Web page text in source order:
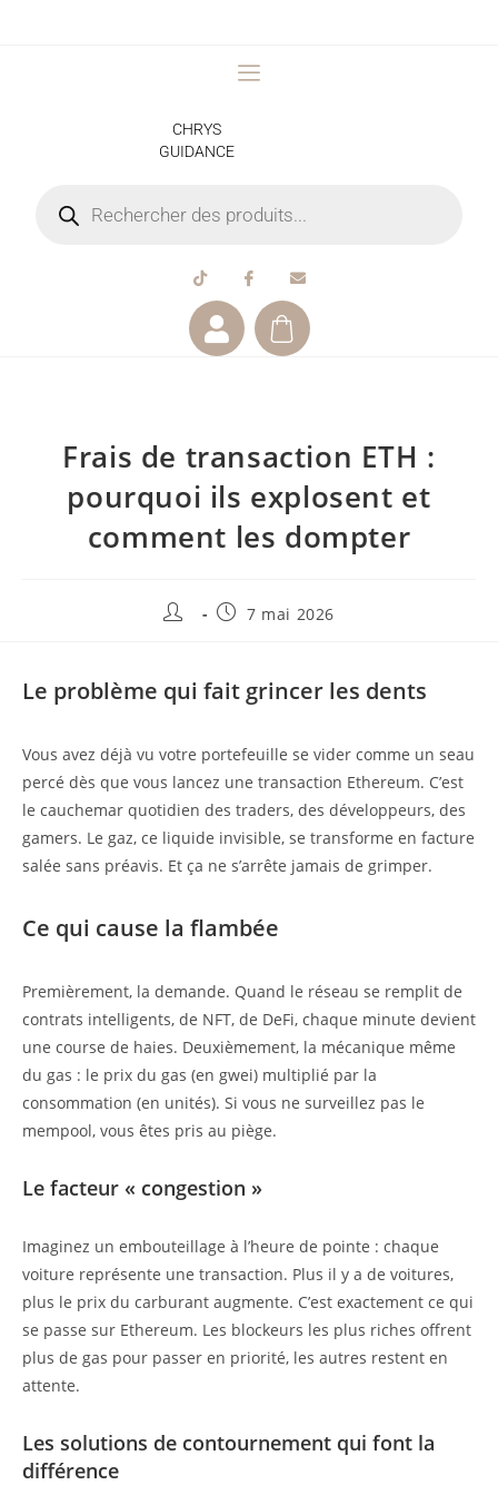
CHRYS
GUIDANCE
Frais de transaction ETH :
pourquoi ils explosent et
comment les dompter
7 mai 2026
Le problème qui fait grincer les dents
Vous avez déjà vu votre portefeuille se vider comme un seau
percé dès que vous lancez une transaction Ethereum. C’est
le cauchemar quotidien des traders, des développeurs, des
gamers. Le gaz, ce liquide invisible, se transforme en facture
salée sans préavis. Et ça ne s’arrête jamais de grimper.
Ce qui cause la flambée
Premièrement, la demande. Quand le réseau se remplit de
contrats intelligents, de NFT, de DeFi, chaque minute devient
une course de haies. Deuxièmement, la mécanique même
du gas : le prix du gas (en gwei) multiplié par la
consommation (en unités). Si vous ne surveillez pas le
mempool, vous êtes pris au piège.
Le facteur « congestion »
Imaginez un embouteillage à l’heure de pointe : chaque
voiture représente une transaction. Plus il y a de voitures,
plus le prix du carburant augmente. C’est exactement ce qui
se passe sur Ethereum. Les blockeurs les plus riches offrent
plus de gas pour passer en priorité, les autres restent en
attente.
Les solutions de contournement qui font la
différence